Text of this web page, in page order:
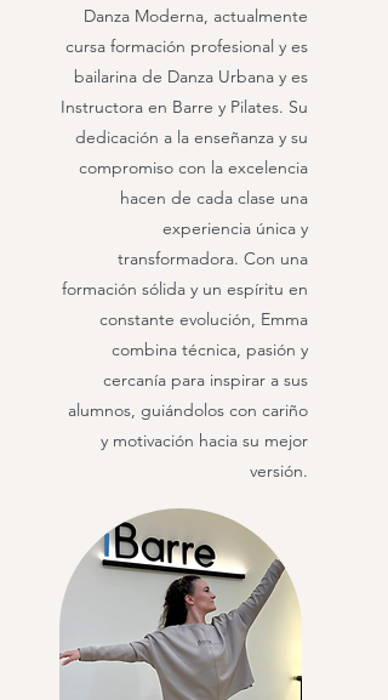
Danza Moderna, actualmente
cursa formación profesional y es
bailarina de Danza Urbana y es
Instructora en Barre y Pilates. Su
dedicación a la enseñanza y su
compromiso con la excelencia
hacen de cada clase una
experiencia única y
transformadora. Con una
formación sólida y un espíritu en
constante evolución, Emma
combina técnica, pasión y
cercanía para inspirar a sus
alumnos, guiándolos con cariño
y motivación hacia su mejor
versión.